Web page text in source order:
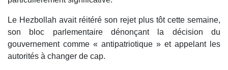
Le Hezbollah avait réitéré son rejet plus tôt cette semaine,
son bloc parlementaire dénonçant la décision du
gouvernement comme « antipatriotique » et appelant les
autorités à changer de cap.